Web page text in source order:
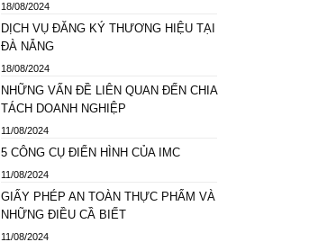
18/08/2024
DỊCH VỤ ĐĂNG KÝ THƯƠNG HIỆU TẠI
ĐÀ NẴNG
18/08/2024
NHỮNG VẤN ĐỀ LIÊN QUAN ĐẾN CHIA
TÁCH DOANH NGHIỆP
11/08/2024
5 CÔNG CỤ ĐIỂN HÌNH CỦA IMC
11/08/2024
GIẤY PHÉP AN TOÀN THỰC PHẨM VÀ
NHỮNG ĐIỀU CẦ BIẾT
11/08/2024